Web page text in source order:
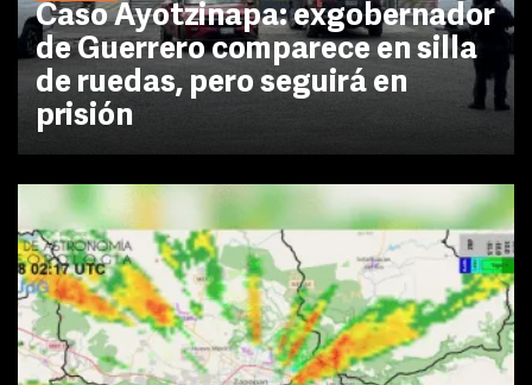
Caso Ayotzinapa: exgobernador
de Guerrero comparece en silla
de ruedas, pero seguirá en
prisión